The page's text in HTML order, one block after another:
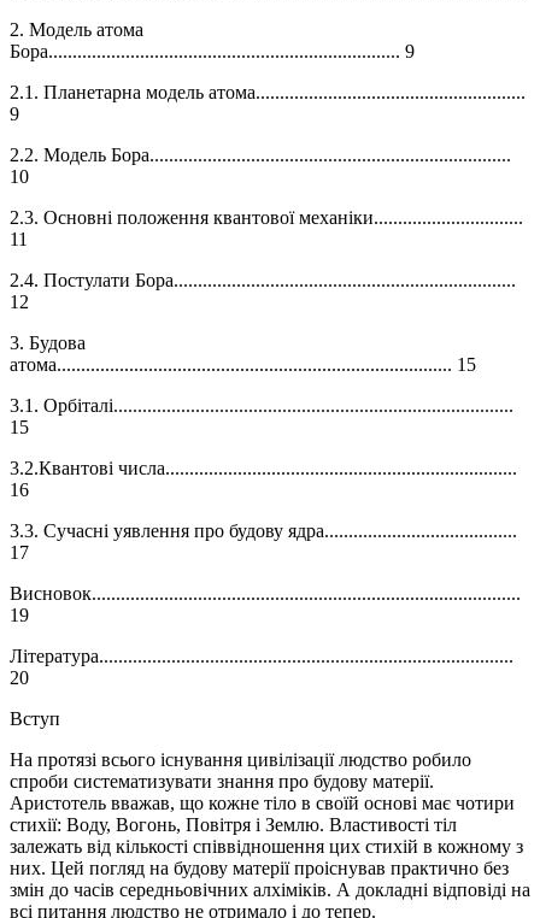
2. Модель атома
Бора......................................................................... 9
2.1. Планетарна модель атома........................................................
9
2.2. Модель Бора...........................................................................
10
2.3. Основні положення квантової механіки...............................
11
2.4. Постулати Бора.......................................................................
12
3. Будова
атома.................................................................................. 15
3.1. Орбіталі...................................................................................
15
3.2.Квантові числа.........................................................................
16
3.3. Сучасні уявлення про будову ядра........................................
17
Висновок.........................................................................................
19
Література......................................................................................
20
Вступ
На протязі всього існування цивілізації людство робило
спроби систематизувати знання про будову матерії.
Аристотель вважав, що кожне тіло в своїй основі має чотири
стихії: Воду, Вогонь, Повітря і Землю. Властивості тіл
залежать від кількості співвідношення цих стихій в кожному з
них. Цей погляд на будову матерії проіснував практично без
змін до часів середньовічних алхіміків. А докладні відповіді на
всі питання люд­ство не отримало і до тепер.